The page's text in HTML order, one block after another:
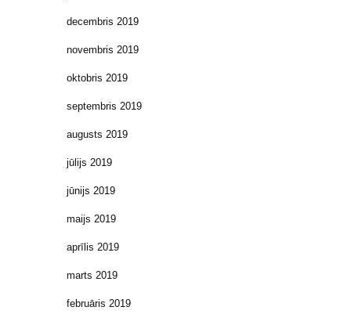
decembris 2019
novembris 2019
oktobris 2019
septembris 2019
augusts 2019
jūlijs 2019
jūnijs 2019
maijs 2019
aprīlis 2019
marts 2019
februāris 2019